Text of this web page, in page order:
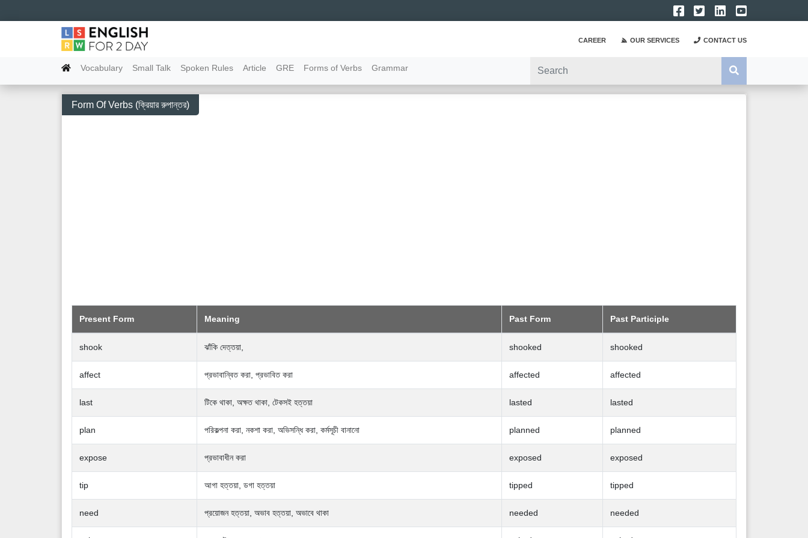
CAREER OUR SERVICES CONTACT US
Vocabulary Small Talk Spoken Rules Article GRE Forms of Verbs Grammar
Form Of Verbs (ক্রিয়ার রুপান্তর)
Present Form Meaning Past Form Past Participle
shook ঝাঁকি দেত্তয়া, shooked shooked
affect প্রভাবান্বিত করা, প্রভাবিত করা affected affected
last টিকে থাকা, অক্ষত থাকা, টেকসই হত্তয়া lasted lasted
plan পরিকল্পনা করা, নকশা করা, অভিসন্ধি করা, কর্মসূচী বানানো planned planned
expose প্রভাবাধীন করা exposed exposed
tip আগা হত্তয়া, ডগা হত্তয়া tipped tipped
need প্রয়োজন হত্তয়া, অভাব হত্তয়া, অভাবে থাকা needed needed